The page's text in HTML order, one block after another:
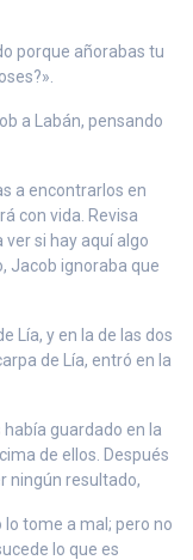
porque añorabas tu
a Labán, pensando
a encontrarlos en
con vida. Revisa
si hay aquí algo
Jacob ignoraba que
Lía, y en la de las dos
de Lía, entró en la
guardado en la
de ellos. Después
ningún resultado,
lo tome a mal; pero no
lo que es